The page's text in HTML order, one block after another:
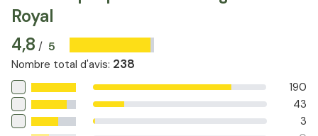
Royal est extrait sans alcool ni solvants synthétiques, ce
qui permet de conserver tout le spectre des principes
actifs naturels. Il est également végétalien, sans gluten
et ne contient aucun additif artificiel.
Royal
4,8 / 5
Nombre total d'avis: 238
190
43
3